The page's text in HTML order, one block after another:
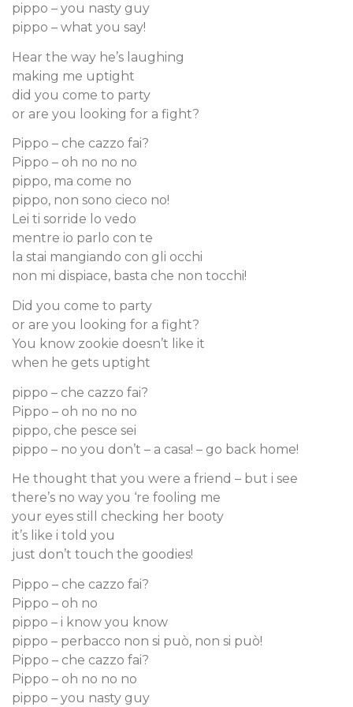
pippo – you nasty guy
pippo – what you say!
Hear the way he’s laughing
making me uptight
did you come to party
or are you looking for a fight?
Pippo – che cazzo fai?
Pippo – oh no no no
pippo, ma come no
pippo, non sono cieco no!
Lei ti sorride lo vedo
mentre io parlo con te
la stai mangiando con gli occhi
non mi dispiace, basta che non tocchi!
Did you come to party
or are you looking for a fight?
You know zookie doesn’t like it
when he gets uptight
pippo – che cazzo fai?
Pippo – oh no no no
pippo, che pesce sei
pippo – no you don’t – a casa! – go back home!
He thought that you were a friend – but i see
there’s no way you ‘re fooling me
your eyes still checking her booty
it’s like i told you
just don’t touch the goodies!
Pippo – che cazzo fai?
Pippo – oh no
pippo – i know you know
pippo – perbacco non si può, non si può!
Pippo – che cazzo fai?
Pippo – oh no no no
pippo – you nasty guy